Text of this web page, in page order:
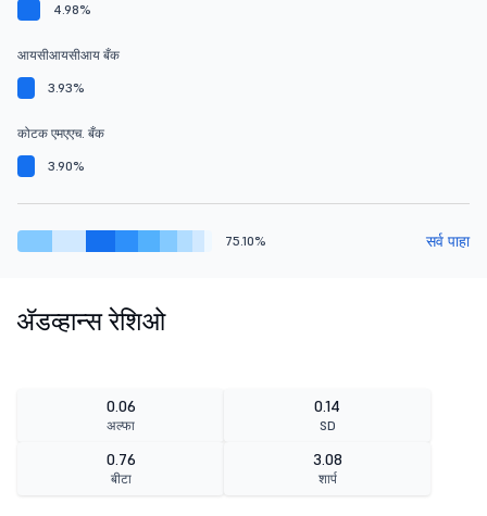
4.98%
आयसीआयसीआय बँक
3.93%
कोटक एमएएच. बँक
3.90%
75.10% सर्व पाहा
ॲडव्हान्स रेशिओ
0.06
अल्फा
0.14
SD
0.76
बीटा
3.08
शार्प